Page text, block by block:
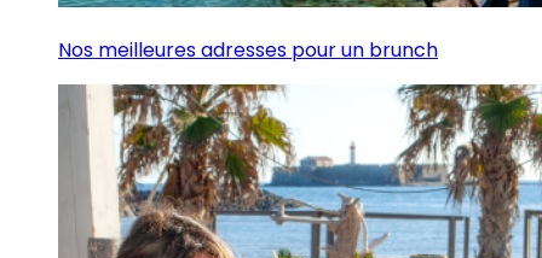
Nos meilleures adresses pour un brunch